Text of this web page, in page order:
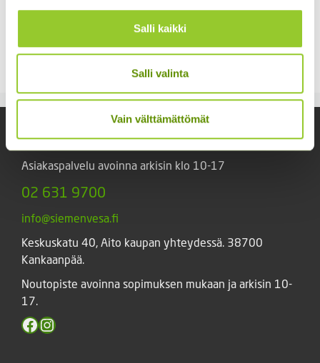
Salli kaikki
Salli valinta
Vain välttämättömät
Koristekurpitsa Con
Tours Native
4,50€ Sisältää arvonlisäveron
Yhteystiedot
Asiakaspalvelu avoinna arkisin klo 10-17
02 631 9700
info@siemenvesa.fi
Keskuskatu 40, Aito kaupan yhteydessä. 38700
Kankaanpää.
Noutopiste avoinna sopimuksen mukaan ja arkisin 10-
17.
Facebook
Instagram